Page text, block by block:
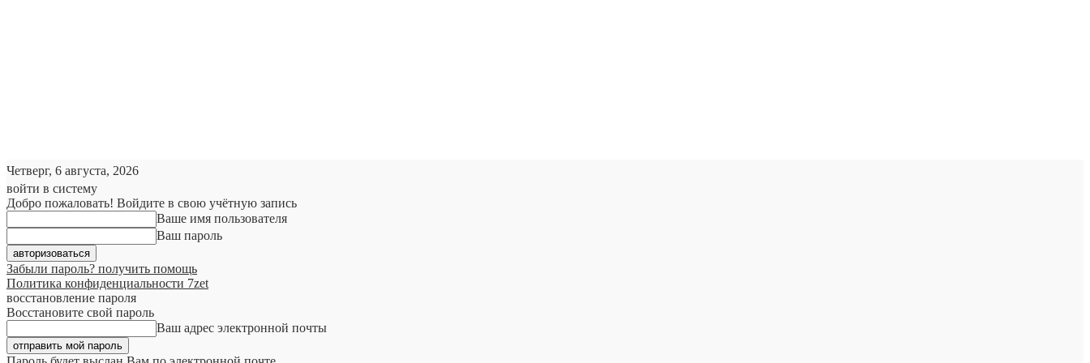
Четверг, 6 августа, 2026
войти в систему
Добро пожаловать! Войдите в свою учётную запись
Ваше имя пользователя
Ваш пароль
Забыли пароль? получить помощь
Политика конфиденциальности 7zet
восстановление пароля
Восстановите свой пароль
Ваш адрес электронной почты